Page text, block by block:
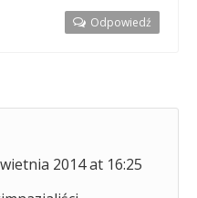
Odpowiedź
2014 at 16:25